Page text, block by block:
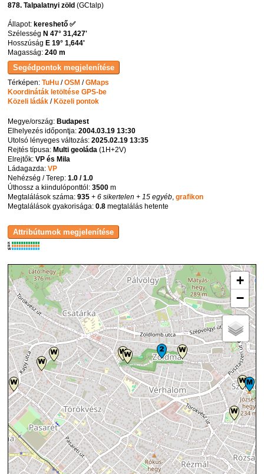
878. Talpalatnyi zöld (GCtalp)
Állapot:kereshető ✅
SzélességN 47° 31,427'
HosszúságE 19° 1,644'
Magasság:240 m
Térképen:TuHu /OSM /GMaps
Koordináták letöltése GPS-be
Közeli ládák / Közeli pontok
Megye/ország: Budapest
Elhelyezés időpontja:2004.03.19 13:30
Utolsó lényeges változás:2025.02.19 13:35
Rejtés típusa: Multi geoláda (1H+2V)
Elrejtők:VP és Mila
Ládagazda:VP
Nehézség / Terep:1.0 / 1.0
Úthossz a kiindulóponttól:3500 m
Megtalálások száma:935 + 6 sikertelen + 15 egyéb,grafikon
Megtalálások gyakorisága:0.8 megtalálás hetente
K
R
W
+
−